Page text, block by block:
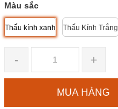
Màu sắc
Thấu kính xanh Thấu Kính Trắng
- +
MUA HÀNG